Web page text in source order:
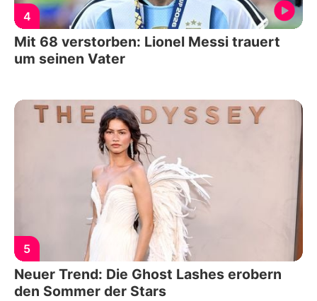
4
Mit 68 verstorben: Lionel Messi trauert
um seinen Vater
5
Neuer Trend: Die Ghost Lashes erobern
den Sommer der Stars